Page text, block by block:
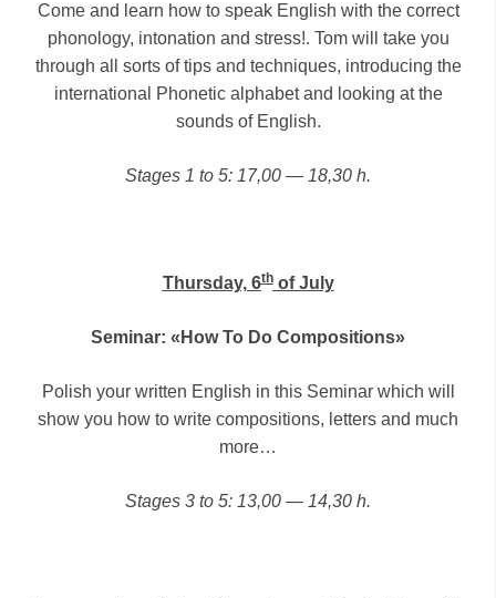
Come and learn how to speak English with the correct
phonology, intonation and stress!. Tom will take you
through all sorts of tips and techniques, introducing the
international Phonetic alphabet and looking at the
sounds of English.
Stages 1 to 5: 17,00 — 18,30 h.
Thursday, 6thof July
Seminar: «How To Do Compositions»
Polish your written English in this Seminar which will
show you how to write compositions, letters and much
more…
Stages 3 to 5: 13,00 — 14,30 h.